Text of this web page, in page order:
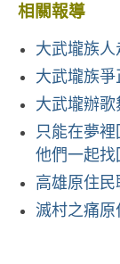
相關報導
大武壠族
大武壠族
大武壠辦
只能在夢
他們一起找
高雄原住
滅村之痛原